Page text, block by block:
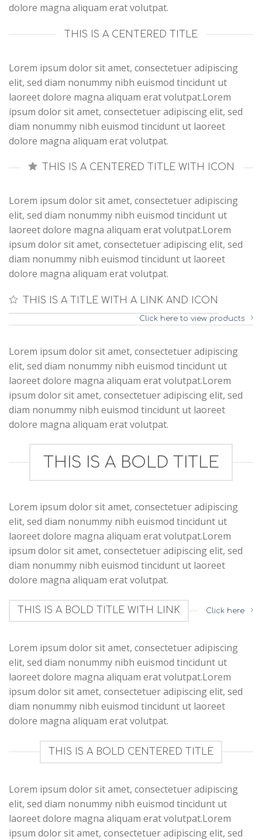
dolore magna aliquam erat volutpat.
THIS IS A CENTERED TITLE
Lorem ipsum dolor sit amet, consectetuer adipiscing
elit, sed diam nonummy nibh euismod tincidunt ut
laoreet dolore magna aliquam erat volutpat.Lorem
ipsum dolor sit amet, consectetuer adipiscing elit, sed
diam nonummy nibh euismod tincidunt ut laoreet
dolore magna aliquam erat volutpat.
THIS IS A CENTERED TITLE WITH ICON
Lorem ipsum dolor sit amet, consectetuer adipiscing
elit, sed diam nonummy nibh euismod tincidunt ut
laoreet dolore magna aliquam erat volutpat.Lorem
ipsum dolor sit amet, consectetuer adipiscing elit, sed
diam nonummy nibh euismod tincidunt ut laoreet
dolore magna aliquam erat volutpat.
THIS IS A TITLE WITH A LINK AND ICON
Click here to view products
Lorem ipsum dolor sit amet, consectetuer adipiscing
elit, sed diam nonummy nibh euismod tincidunt ut
laoreet dolore magna aliquam erat volutpat.Lorem
ipsum dolor sit amet, consectetuer adipiscing elit, sed
diam nonummy nibh euismod tincidunt ut laoreet
dolore magna aliquam erat volutpat.
THIS IS A BOLD TITLE
Lorem ipsum dolor sit amet, consectetuer adipiscing
elit, sed diam nonummy nibh euismod tincidunt ut
laoreet dolore magna aliquam erat volutpat.Lorem
ipsum dolor sit amet, consectetuer adipiscing elit, sed
diam nonummy nibh euismod tincidunt ut laoreet
dolore magna aliquam erat volutpat.
THIS IS A BOLD TITLE WITH LINK Click here
Lorem ipsum dolor sit amet, consectetuer adipiscing
elit, sed diam nonummy nibh euismod tincidunt ut
laoreet dolore magna aliquam erat volutpat.Lorem
ipsum dolor sit amet, consectetuer adipiscing elit, sed
diam nonummy nibh euismod tincidunt ut laoreet
dolore magna aliquam erat volutpat.
THIS IS A BOLD CENTERED TITLE
Lorem ipsum dolor sit amet, consectetuer adipiscing
elit, sed diam nonummy nibh euismod tincidunt ut
laoreet dolore magna aliquam erat volutpat.Lorem
ipsum dolor sit amet, consectetuer adipiscing elit, sed